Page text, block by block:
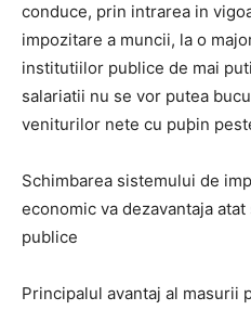
conduce, prin intrarea in
impozitare a muncii, la o
institutiilor publice de mai
salariatii nu se vor putea
veniturilor nete cu puþin
Schimbarea sistemului de
economic va dezavantaja
publice
Principalul avantaj al masurii